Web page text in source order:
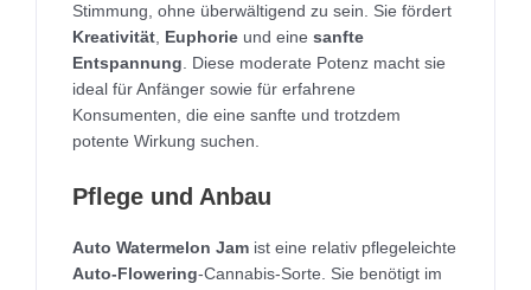
Stimmung, ohne überwältigend zu sein. Sie fördert
Kreativität, Euphorie und eine sanfte
Entspannung. Diese moderate Potenz macht sie
ideal für Anfänger sowie für erfahrene
Konsumenten, die eine sanfte und trotzdem
potente Wirkung suchen.
Pflege und Anbau
Auto Watermelon Jam ist eine relativ pflegeleichte
Auto-Flowering-Cannabis-Sorte. Sie benötigt im